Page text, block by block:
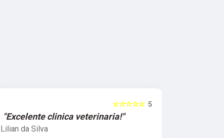
5
☆☆☆☆☆
"Excelente clinica veterinaria!"
Lilian da Silva